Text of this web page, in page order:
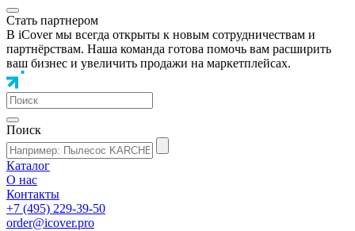
Стать партнером
В iCover мы всегда открыты к новым сотрудничествам и
партнёрствам. Наша команда готова помочь вам расширить
ваш бизнес и увеличить продажи на маркетплейсах.
Поиск
Каталог
О нас
Контакты
+7 (495) 229-39-50
order@icover.pro